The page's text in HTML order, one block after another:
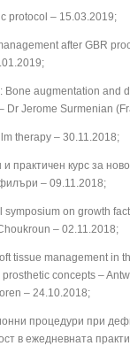
protocol – 15.03.2019;
after GBR
Bone augmentation and
Dr Jerome Surmenian
therapy – 30.11.2018;
и практичен курс за
– 09.11.2018;
symposium on growth
– 02.11.2018;
tissue management in
concepts –
– 24.10.2018;
процедури при
в ежедневната